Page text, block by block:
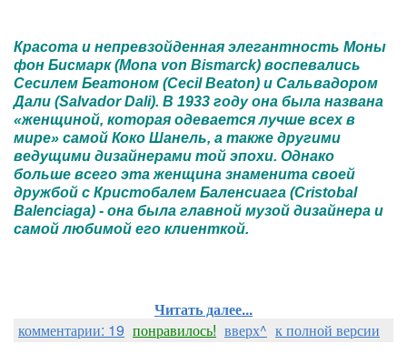
Красота и непревзойденная элегантность Моны
фон Бисмарк (Mona von Bismarck) воспевались
Сесилем Беатоном (Cecil Beaton) и Сальвадором
Дали (Salvador Dali). В 1933 году она была названа
«женщиной, которая одевается лучше всех в
мире» самой Коко Шанель, а также другими
ведущими дизайнерами той эпохи. Однако
больше всего эта женщина знаменита своей
дружбой с Кристобалем Баленсиага (Cristobal
Balenciaga) - она была главной музой дизайнера и
самой любимой его клиенткой.
Читать далее...
комментарии: 19 понравилось! вверх^ к полной версии